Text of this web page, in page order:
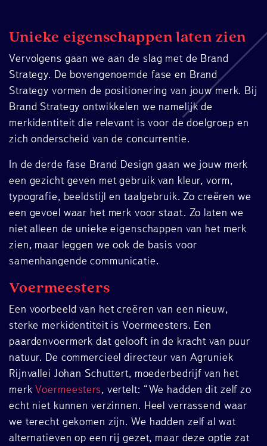
Unieke eigenschappen laten zien
Vervolgens gaan we aan de slag met de Brand
Strategy. De bovengenoemde fase en Brand
Strategy vormen de positionering van jouw merk. Bij
Brand Strategy ontwikkelen we namelijk de
merkidentiteit die relevant is voor de doelgroep en
zich onderscheid van de concurrentie.
In de derde fase Brand Design gaan we jouw merk
een gezicht geven met gebruik van kleur, vorm,
typografie, beeldstijl en taalgebruik. Zo creëren we
een gevoel waar het merk voor staat. Zo laten we
niet alleen de unieke eigenschappen van het merk
zien, maar leggen we ook de basis voor
samenhangende communicatie.
Voermeesters
Een voorbeeld van het creëren van een nieuw,
sterke merkidentiteit is Voermeesters. Een
paardenvoermerk dat gelooft in de kracht van puur
natuur. De commercieel directeur van Agruniek
Rijnvallei Johan Schuttert, moederbedrijf van het
merkVoermeesters, vertelt: “We hadden dit zelf zo
echt niet kunnen verzinnen. Heel verrassend waar
we terecht gekomen zijn. We hadden zelf al wat
alternatieven op een rij gezet, maar deze optie zat